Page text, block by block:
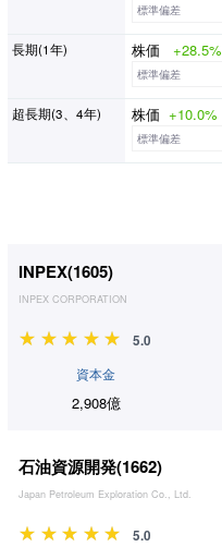
標準偏差
長期(1年) 株価 +28.5%
標準偏差
超長期(3、4年) 株価 +10.0%
標準偏差
INPEX(1605)
INPEX CORPORATION
5.0
資本金
2,908億
石油資源開発(1662)
Japan Petroleum Exploration Co., Ltd.
5.0